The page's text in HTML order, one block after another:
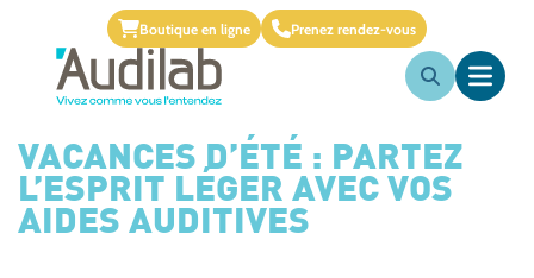
Boutique en ligne Prenez rendez-vous
VACANCES D’ÉTÉ : PARTEZ
L’ESPRIT LÉGER AVEC VOS
AIDES AUDITIVES